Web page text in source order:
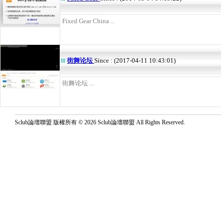
Fixed Gear China ...
街舞论坛Since : (2017-04-11 10:43:01)
街舞论坛 ...
Sclub論壇聯盟 版權所有 © 2026 Sclub論壇聯盟 All Rights Reserved.